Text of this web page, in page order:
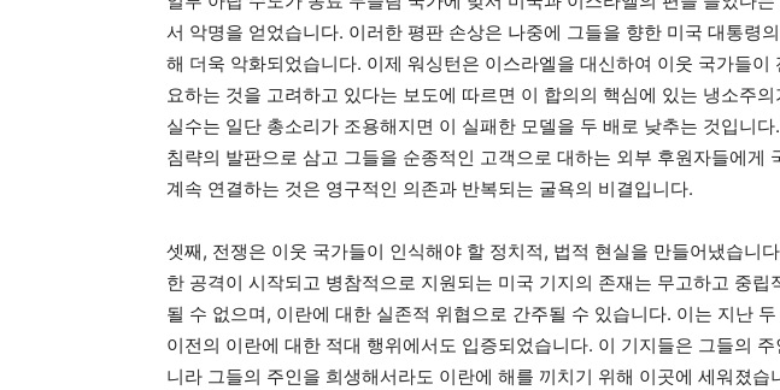
서 악명을 얻었습니다. 이러한 평판 손상은 나중에 그들을 향한 미국 대통령
해 더욱 악화되었습니다. 이제 워싱턴은 이스라엘을 대신하여 이웃 국가들이
요하는 것을 고려하고 있다는 보도에 따르면 이 합의의 핵심에 있는 냉소주
실수는 일단 총소리가 조용해지면 이 실패한 모델을 두 배로 낮추는 것입니
침략의 발판으로 삼고 그들을 순종적인 고객으로 대하는 외부 후원자들에게
계속 연결하는 것은 영구적인 의존과 반복되는 굴욕의 비결입니다.
셋째, 전쟁은 이웃 국가들이 인식해야 할 정치적, 법적 현실을 만들어냈습니
한 공격이 시작되고 병참적으로 지원되는 미국 기지의 존재는 무고하고 중립
될 수 없으며, 이란에 대한 실존적 위협으로 간주될 수 있습니다. 이는 지난
이전의 이란에 대한 적대 행위에서도 입증되었습니다. 이 기지들은 그들의
니라 그들의 주인을 희생해서라도 이란에 해를 끼치기 위해 이곳에 세워졌습